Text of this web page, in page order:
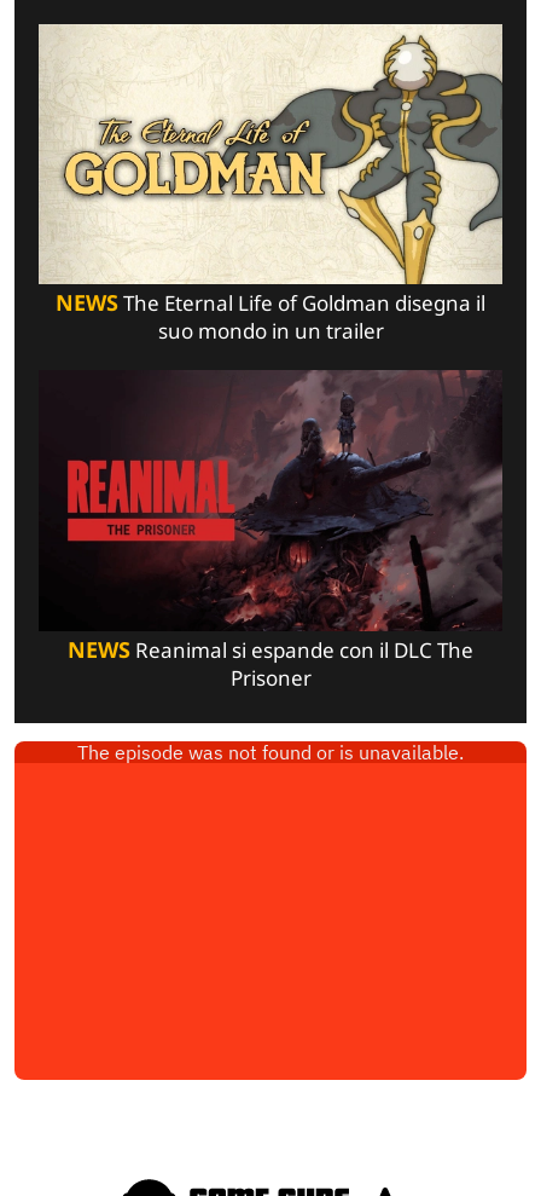
NEWSThe Eternal Life of Goldman disegna il
suo mondo in un trailer
NEWS Reanimal si espande con il DLC The
Prisoner